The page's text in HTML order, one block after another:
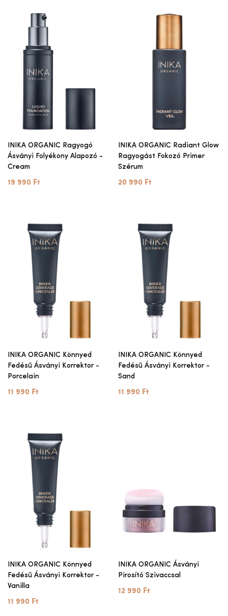
INIKA ORGANIC Ragyogó
Ásványi Folyékony Alapozó -
Cream
19 990 Ft
INIKA ORGANIC Radiant Glow
Ragyogást Fokozó Primer
Szérum
20 990 Ft
INIKA ORGANIC Könnyed
Fedésű Ásványi Korrektor -
Porcelain
11 990 Ft
INIKA ORGANIC Könnyed
Fedésű Ásványi Korrektor -
Sand
11 990 Ft
INIKA ORGANIC Könnyed
Fedésű Ásványi Korrektor -
Vanilla
11 990 Ft
INIKA ORGANIC Ásványi
Pirosító Szivaccsal
12 990 Ft